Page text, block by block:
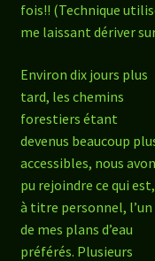
fois!! (Technique
me laissant dériver
Environ dix jours plus
tard, les chemins
forestiers étant
devenus beaucoup
accessibles, nous
pu rejoindre ce qui est,
à titre personnel, l’un
de mes plans d’eau
préférés. Plusieurs